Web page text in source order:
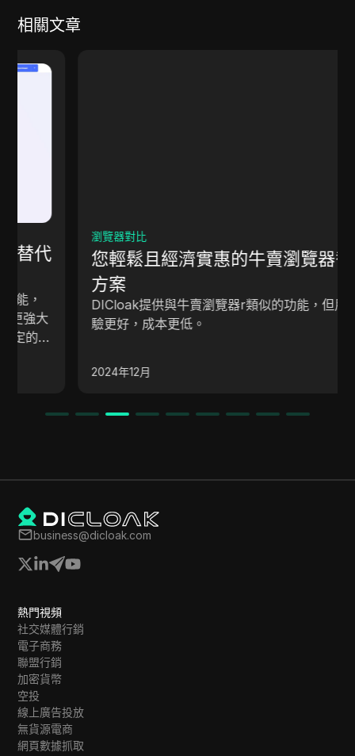
相關文章
您輕鬆且經濟實惠的牛賣瀏覽器替代
DICloak提供與牛賣瀏覽器r類似的功能，但用戶體
驗更好，成本更低。
business@dicloak.com
熱門視頻
社交媒體行銷
電子商務
聯盟行銷
加密貨幣
空投
線上廣告投放
無貨源電商
網頁數據抓取